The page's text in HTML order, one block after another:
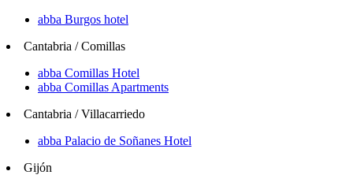
abba Burgos hotel
Cantabria / Comillas
abba Comillas Hotel
abba Comillas Apartments
Cantabria / Villacarriedo
abba Palacio de Soñanes Hotel
Gijón